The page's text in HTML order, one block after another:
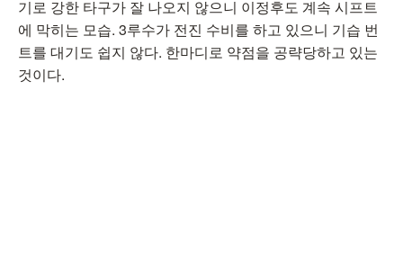
기로 강한 타구가 잘 나오지 않으니 이정후도 계속 시프트
에 막히는 모습. 3루수가 전진 수비를 하고 있으니 기습 번
트를 대기도 쉽지 않다. 한마디로 약점을 공략당하고 있는
것이다.